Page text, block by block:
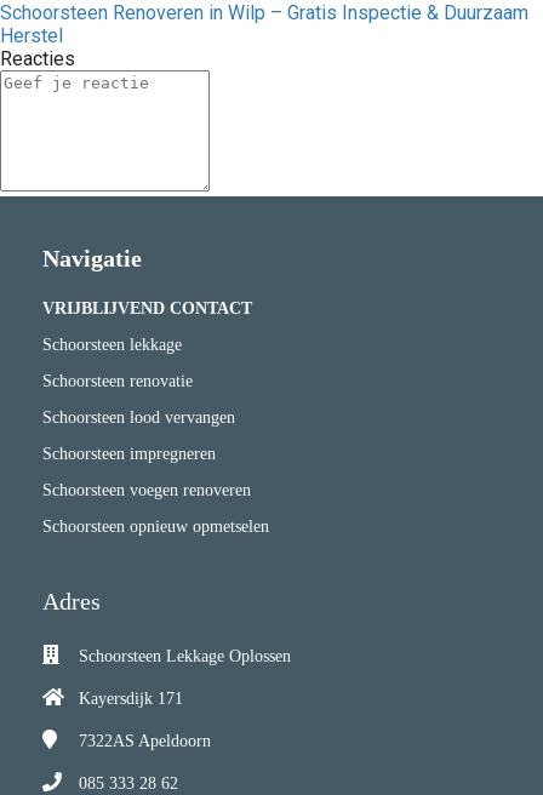
Schoorsteen Renoveren in Wilp – Gratis Inspectie & Duurzaam
Herstel
Reacties
Navigatie
VRIJBLIJVEND CONTACT
Schoorsteen lekkage
Schoorsteen renovatie
Schoorsteen lood vervangen
Schoorsteen impregneren
Schoorsteen voegen renoveren
Schoorsteen opnieuw opmetselen
Adres
Schoorsteen Lekkage Oplossen
Kayersdijk 171
7322AS Apeldoorn
085 333 28 62